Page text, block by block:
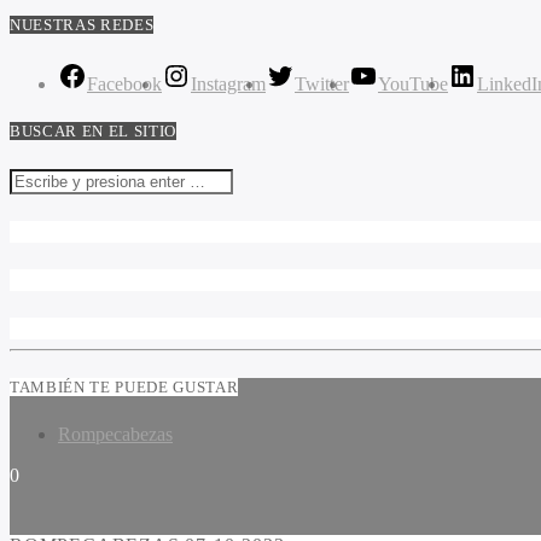
NUESTRAS REDES
Facebook Instagram Twitter YouTube
BUSCAR EN EL SITIO
TAMBIÉN TE PUEDE GUSTAR
Rompecabezas
0